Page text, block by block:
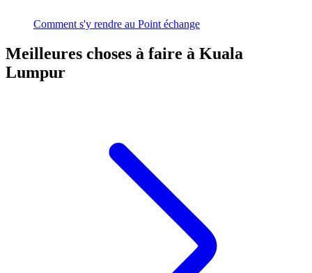
Comment s'y rendre au Point échange
Meilleures choses à faire à Kuala
Lumpur